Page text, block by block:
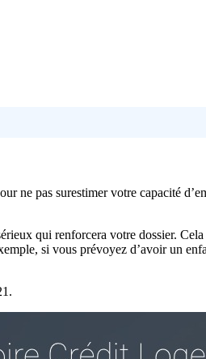
ne pas surestimer votre capacité
qui renforcera votre dossier.
si vous prévoyez d’avoir un